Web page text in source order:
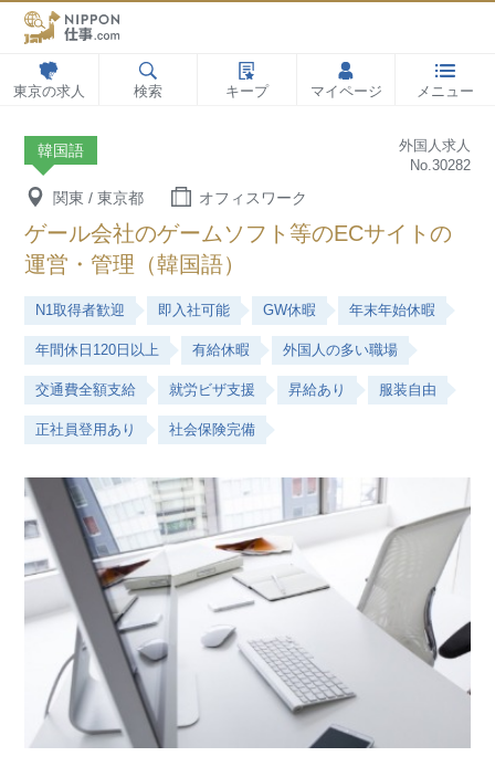
東京の求人 検索 キープ マイページ メニュー
韓国語
外国人求人
No.30282
関東 / 東京都 オフィスワーク
ゲール会社のゲームソフト等のECサイトの
運営・管理（韓国語）
N1取得者歓迎 即入社可能 GW休暇 年末年始休暇
年間休日120日以上 有給休暇 外国人の多い職場
交通費全額支給 就労ビザ支援 昇給あり 服装自由
正社員登用あり 社会保険完備